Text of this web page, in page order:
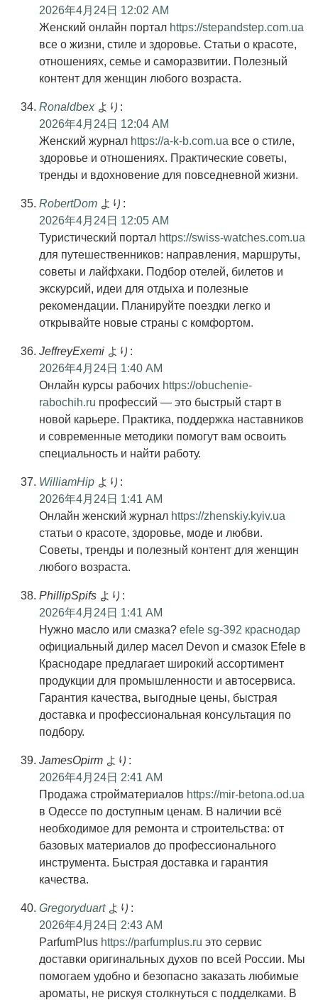
2026年4月24日 12:02 AM
Женский онлайн портал https://stepandstep.com.ua
все о жизни, стиле и здоровье. Статьи о красоте,
отношениях, семье и саморазвитии. Полезный
контент для женщин любого возраста.
Ronaldbex より:
2026年4月24日 12:04 AM
Женский журнал https://a-k-b.com.ua все о стиле,
здоровье и отношениях. Практические советы,
тренды и вдохновение для повседневной жизни.
RobertDom より:
2026年4月24日 12:05 AM
Туристический портал https://swiss-watches.com.ua
для путешественников: направления, маршруты,
советы и лайфхаки. Подбор отелей, билетов и
экскурсий, идеи для отдыха и полезные
рекомендации. Планируйте поездки легко и
открывайте новые страны с комфортом.
JeffreyExemi より:
2026年4月24日 1:40 AM
Онлайн курсы рабочих https://obuchenie-
rabochih.ru профессий — это быстрый старт в
новой карьере. Практика, поддержка наставников
и современные методики помогут вам освоить
специальность и найти работу.
WilliamHip より:
2026年4月24日 1:41 AM
Онлайн женский журнал https://zhenskiy.kyiv.ua
статьи о красоте, здоровье, моде и любви.
Советы, тренды и полезный контент для женщин
любого возраста.
PhillipSpifs より:
2026年4月24日 1:41 AM
Нужно масло или смазка? efele sg-392 краснодар
официальный дилер масел Devon и смазок Efele в
Краснодаре предлагает широкий ассортимент
продукции для промышленности и автосервиса.
Гарантия качества, выгодные цены, быстрая
доставка и профессиональная консультация по
подбору.
JamesOpirm より:
2026年4月24日 2:41 AM
Продажа стройматериалов https://mir-betona.od.ua
в Одессе по доступным ценам. В наличии всё
необходимое для ремонта и строительства: от
базовых материалов до профессионального
инструмента. Быстрая доставка и гарантия
качества.
Gregoryduart より:
2026年4月24日 2:43 AM
ParfumPlus https://parfumplus.ru это сервис
доставки оригинальных духов по всей России. Мы
помогаем удобно и безопасно заказать любимые
ароматы, не рискуя столкнуться с подделками. В